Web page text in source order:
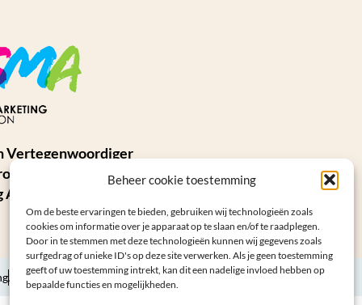
Beheer cookie toestemming
Om de beste ervaringen te bieden, gebruiken wij technologieën zoals
cookies om informatie over je apparaat op te slaan en/of te raadplegen.
Door in te stemmen met deze technologieën kunnen wij gegevens zoals
surfgedrag of unieke ID's op deze site verwerken. Als je geen toestemming
geeft of uw toestemming intrekt, kan dit een nadelige invloed hebben op
bepaalde functies en mogelijkheden.
Vertegenwoordiger
Social
(ESMA)
Algemene voorwaarden Sitemap